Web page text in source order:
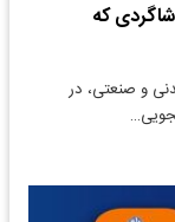
که
و صنعتی، در